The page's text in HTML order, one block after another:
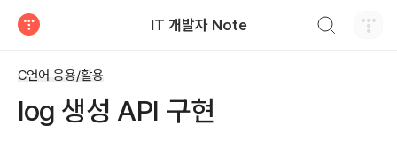
IT 개발자 Note
C언어 응용/활용
log 생성 API 구현